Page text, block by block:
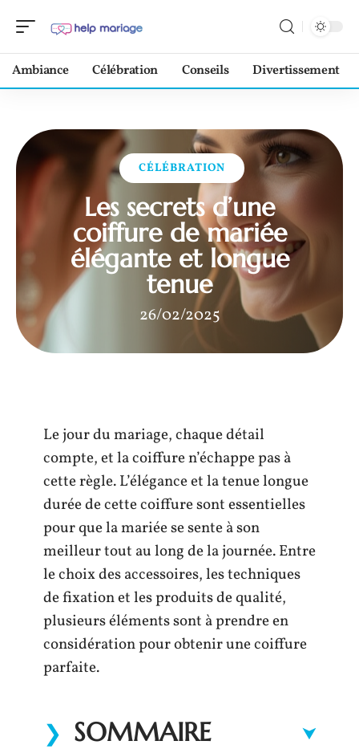
Ambiance Célébration Conseils Divertissement
CÉLÉBRATION
Les secrets d’une
coiffure de mariée
élégante et longue
tenue
26/02/2025
Le jour du mariage, chaque détail
compte, et la coiffure n’échappe pas à
cette règle. L’élégance et la tenue longue
durée de cette coiffure sont essentielles
pour que la mariée se sente à son
meilleur tout au long de la journée. Entre
le choix des accessoires, les techniques
de fixation et les produits de qualité,
plusieurs éléments sont à prendre en
considération pour obtenir une coiffure
parfaite.
SOMMAIRE